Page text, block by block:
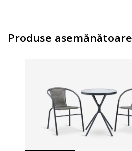
Produse asemănătoare